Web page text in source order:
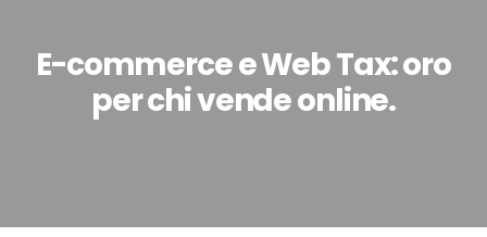
E-commerce e Web Tax: oro
per chi vende online.